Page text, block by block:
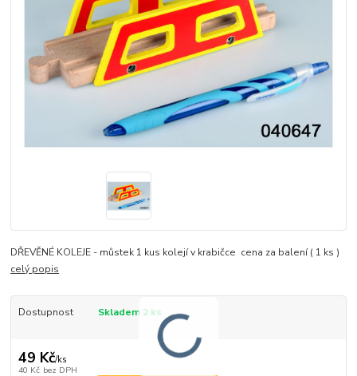
DŘEVĚNÉ KOLEJE - můstek 1 kus kolejí v krabičce cena za balení ( 1 ks )
celý popis
Dostupnost Skladem 2 ks
49 Kč/ks
40 Kč bez DPH